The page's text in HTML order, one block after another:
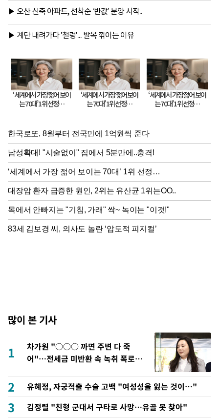
많이 본 기사
1
차가원 "○○○ 까면 주변 다 죽
어"…전세금 미반환 속 녹취 폭로 파
2 유혜정, 자궁적출 수술 고백 "여성성을 잃는 것이…"
3 김정렬 "친형 군대서 구타로 사망…유골 못 찾아"